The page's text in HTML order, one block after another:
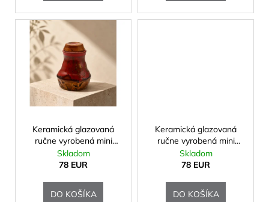
v
Keramická glazovaná
ručne vyrobená mini
urna
Skladom
78 EUR
DO KOŠÍKA
Keramická glazovaná
ručne vyrobená mini
urna
Skladom
78 EUR
DO KOŠÍKA